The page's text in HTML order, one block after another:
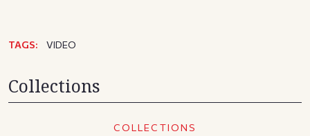
TAGS: VIDEO
Collections
COLLECTIONS